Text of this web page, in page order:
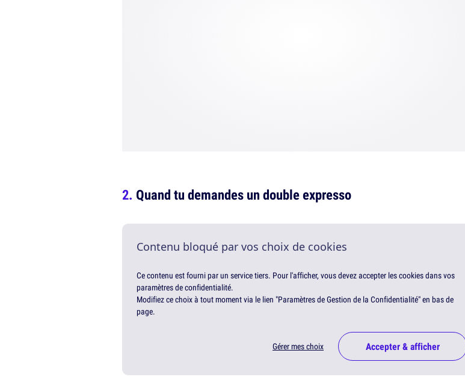
Quand tu demandes un double expresso
Contenu bloqué par vos choix de cookies
Ce contenu est fourni par un service tiers. Pour l'afficher, vous devez accepter les cookies dans vos
paramètres de confidentialité.
Modifiez ce choix à tout moment via le lien "Paramètres de Gestion de la Confidentialité" en bas de
page.
Gérer mes choix Accepter & afficher